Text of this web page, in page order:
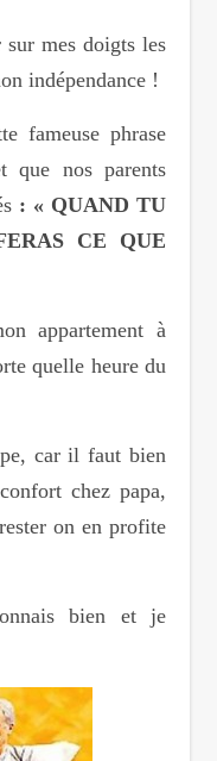
indépendance !
fameuse phrase
que nos parents
: « QUAND TU
CE QUE
appartement à
quelle heure du
car il faut bien
chez papa,
on en profite
bien et je